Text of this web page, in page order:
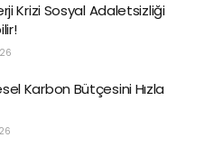
Krizi Sosyal Adaletsizliği
Karbon Bütçesini Hızla